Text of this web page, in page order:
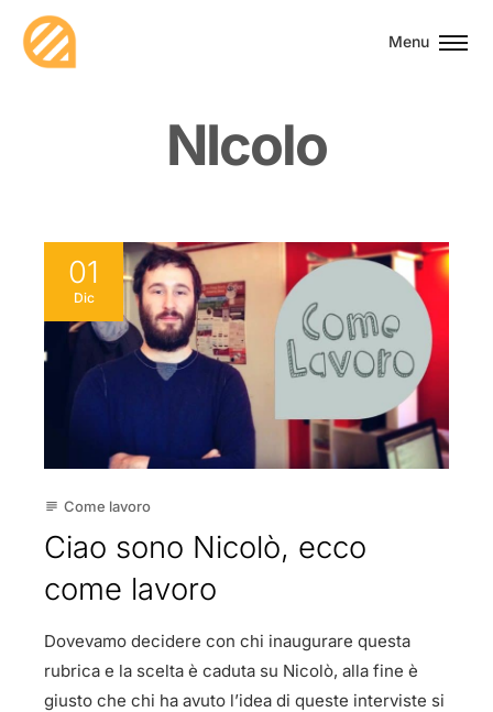
Menu
NIcolo
01
Dic
subject Come lavoro
Ciao sono Nicolò, ecco
come lavoro
Dovevamo decidere con chi inaugurare questa
rubrica e la scelta è caduta su Nicolò, alla fine è
giusto che chi ha avuto l’idea di queste interviste si